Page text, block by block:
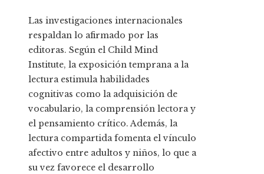
Las investigaciones internacionales
respaldan lo afirmado por las
editoras. Según el Child Mind
Institute, la exposición temprana a la
lectura estimula habilidades
cognitivas como la adquisición de
vocabulario, la comprensión lectora y
el pensamiento crítico. Además, la
lectura compartida fomenta el vínculo
afectivo entre adultos y niños, lo que a
su vez favorece el desarrollo